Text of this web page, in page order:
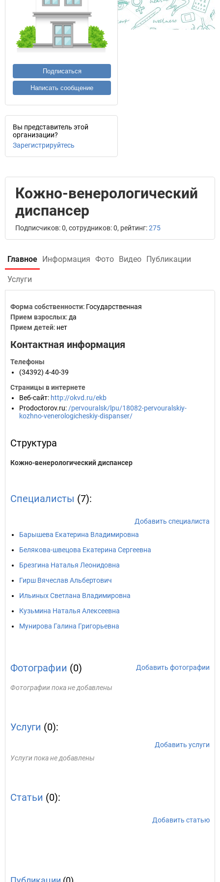
Подписаться
Написать сообщение
Вы представитель этой
организации?
Зарегистрируйтесь
Кожно-венерологический
диспансер
Подписчиков: 0, сотрудников: 0, рейтинг:275
Главное Информация Фото Видео Публикации
Услуги
Форма собственности: Государственная
Прием взрослых: да
Прием детей: нет
Контактная информация
Телефоны
(34392) 4-40-39
Страницы в интернете
Веб-сайт: http://okvd.ru/ekb
Prodoctorov.ru: /pervouralsk/lpu/18082-pervouralskiy-
kozhno-venerologicheskiy-dispanser/
Структура
Кожно-венерологический диспансер
Специалисты (7):
Добавить специалиста
Барышева Екатерина Владимировна
Белякова-швецова Екатерина Сергеевна
Брезгина Наталья Леонидовна
Гирш Вячеслав Альбертович
Ильиных Светлана Владимировна
Кузьмина Наталья Алексеевна
Мунирова Галина Григорьевна
Фотографии (0) Добавить фотографии
Фотографии пока не добавлены
Услуги (0):
Добавить услуги
Услуги пока не добавлены
Статьи (0):
Добавить статью